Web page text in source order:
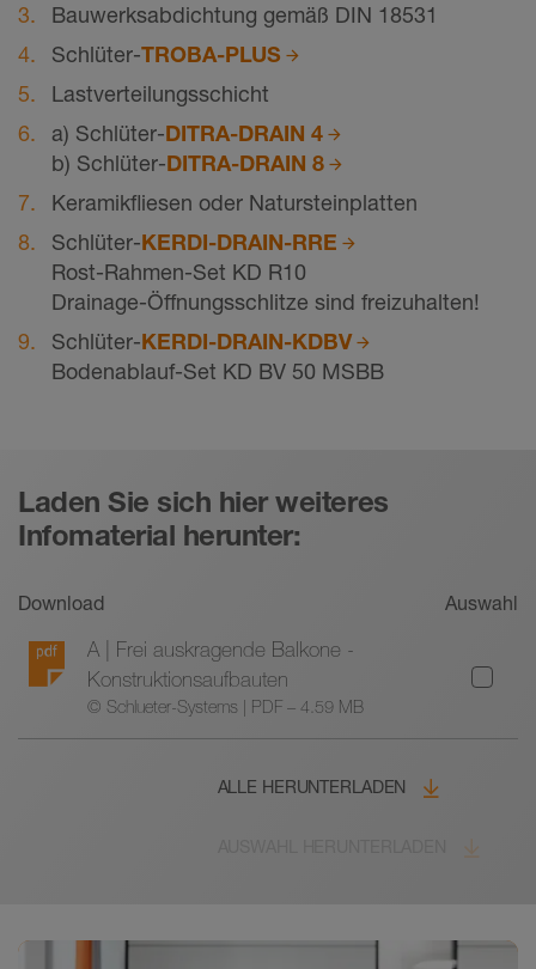
Bauwerksabdichtung gemäß DIN 18531
Schlüter-TROBA-PLUS
Lastverteilungsschicht
a) Schlüter-DITRA-DRAIN 4
b) Schlüter-DITRA-DRAIN 8
Keramikfliesen oder Natursteinplatten
Schlüter-KERDI-DRAIN-RRE
Rost-Rahmen-Set KD R10
Drainage-Öffnungsschlitze sind freizuhalten!
Schlüter-KERDI-DRAIN-KDBV
Bodenablauf-Set KD BV 50 MSBB
Laden Sie sich hier weiteres
Infomaterial herunter:
Download
Auswahl
A | Frei auskragende Balkone -
Konstruktionsaufbauten
© Schlueter-Systems | PDF – 4.59 MB
ALLE HERUNTERLADEN